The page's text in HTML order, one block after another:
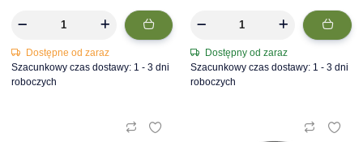
Dostępne od zaraz
Szacunkowy czas dostawy: 1 - 3 dni
roboczych
Dostępny od zaraz
Szacunkowy czas dostawy: 1 - 3 dni
roboczych